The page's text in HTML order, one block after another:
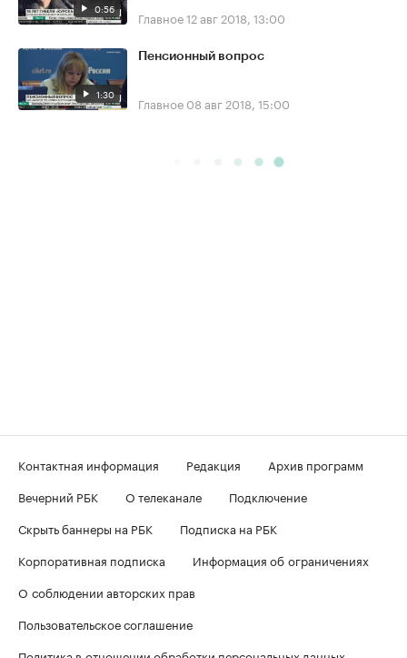
0:56 Главное12 авг 2018, 13:00
1:30
Пенсионный вопрос
Главное 08 авг 2018, 15:00
Контактная информация Редакция
Архив программ
Вечерний РБК
О телеканале
Подключение
Скрыть баннеры на РБК
Подписка на РБК
Корпоративная подписка
Информация об ограничениях
О соблюдении авторских прав
Пользовательское соглашение